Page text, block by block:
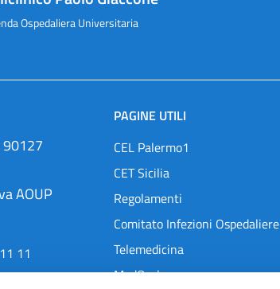
Ospedaliera Universitaria
90127
AOUP
11
PAGINE UTILI
CEL Palermo1
CET Sicilia
Regolamenti
Comitato Infezioni Ospedaliere
Telemedicina
MedOral